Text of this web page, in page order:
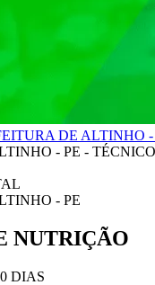
DE ALTINHO -
- PE -
- PE
NUTRIÇÃO
DIAS